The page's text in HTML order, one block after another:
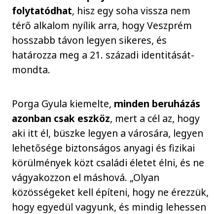
folytatódhat, hisz egy soha vissza nem
térő alkalom nyílik arra, hogy Veszprém
hosszabb távon legyen sikeres, és
határozza meg a 21. századi identitását-
mondta.
Porga Gyula kiemelte, minden beruházás
azonban csak eszköz, mert a cél az, hogy
aki itt él, büszke legyen a városára, legyen
lehetősége biztonságos anyagi és fizikai
körülmények közt családi életet élni, és ne
vágyakozzon el máshová. „Olyan
közösségeket kell építeni, hogy ne érezzük,
hogy egyedül vagyunk, és mindig lehessen